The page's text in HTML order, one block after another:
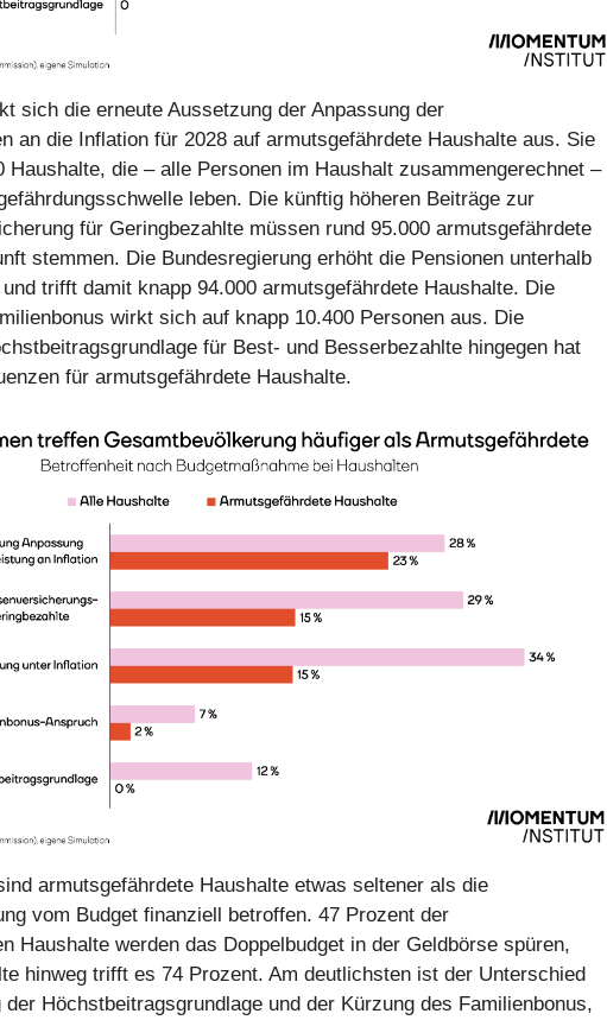
sich die erneute Aussetzung der Anpassung der
an die Inflation für 2028 auf armutsgefährdete Haushalte aus. Sie
Haushalte, die – alle Personen im Haushalt zusammengerechnet –
leben. Die künftig höheren Beiträge zur
für Geringbezahlte müssen rund 95.000 armutsgefährdete
stemmen. Die Bundesregierung erhöht die Pensionen unterhalb
trifft damit knapp 94.000 armutsgefährdete Haushalte. Die
wirkt sich auf knapp 10.400 Personen aus. Die
für Best- und Besserbezahlte hingegen hat
für armutsgefährdete Haushalte.
armutsgefährdete Haushalte etwas seltener als die
vom Budget finanziell betroffen. 47 Prozent der
Haushalte werden das Doppelbudget in der Geldbörse spüren,
hinweg trifft es 74 Prozent. Am deutlichsten ist der Unterschied
der Höchstbeitragsgrundlage und der Kürzung des Familienbonus,